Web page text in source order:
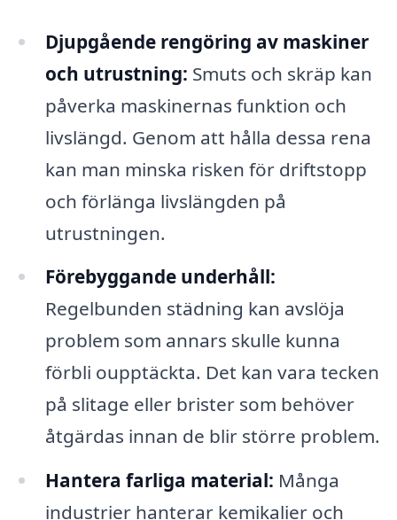
Djupgående rengöring av maskiner
och utrustning: Smuts och skräp kan
påverka maskinernas funktion och
livslängd. Genom att hålla dessa rena
kan man minska risken för driftstopp
och förlänga livslängden på
utrustningen.
Förebyggande underhåll:
Regelbunden städning kan avslöja
problem som annars skulle kunna
förbli oupptäckta. Det kan vara tecken
på slitage eller brister som behöver
åtgärdas innan de blir större problem.
Hantera farliga material: Många
industrier hanterar kemikalier och